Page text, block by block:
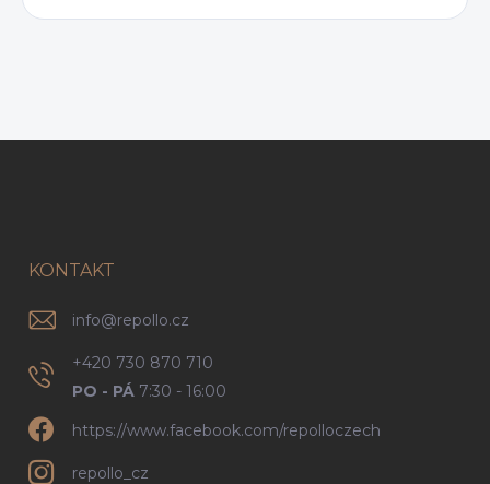
KONTAKT
info@repollo.cz
+420 730 870 710
PO - PÁ 7:30 - 16:00
https://www.facebook.com/repolloczech
repollo_cz